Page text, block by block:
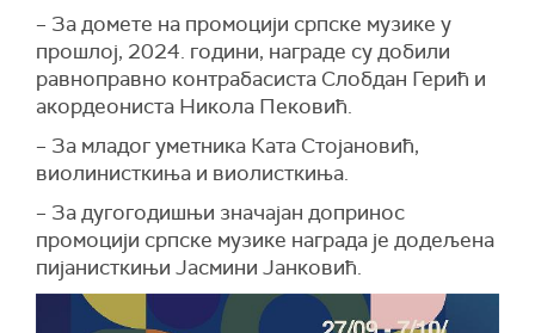
– За домете на промоцији српске музике у
прошлој, 2024. години, награде су добили
равноправно контрабасиста Слобдан Герић и
акордеониста Никола Пековић.
– За младог уметника Ката Стојановић,
виолинисткиња и виолисткиња.
– За дугогодишњи значајан допринос
промоцији српске музике награда је додељена
пијанисткињи Јасмини Јанковић.